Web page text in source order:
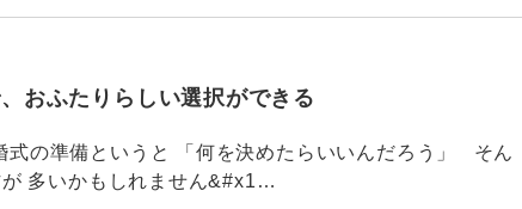
おふたりらしい選択ができる
の準備というと 「何を決めたらいいんだろう」 そん
多いかもしれません&#x1…